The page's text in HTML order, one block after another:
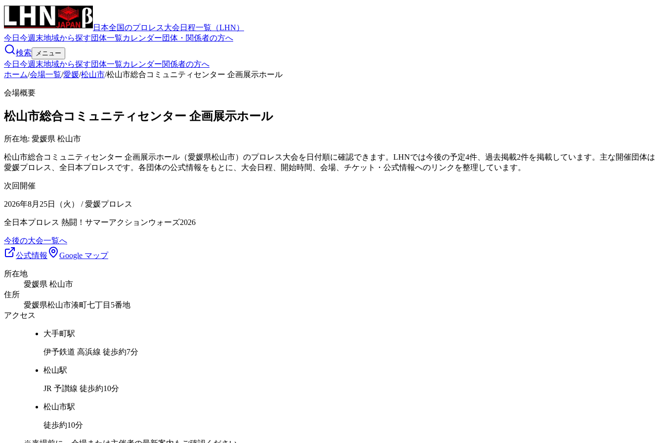
日本全国のプロレス大会日程一覧（LHN）
今日 今週末地域から探す団体一覧カレンダー団体・関係者の方へ
検索
メニュー
今日 今週末地域から探す団体一覧カレンダー関係者の方へ
ホーム/会場一覧/愛媛/松山市/松山市総合コミュニティセンター 企画展示ホール
会場概要
松山市総合コミュニティセンター 企画展示ホール
所在地: 愛媛県 松山市
松山市総合コミュニティセンター 企画展示ホール（愛媛県松山市）のプロレス大会を日付順に確認できます。LHNでは今後の予定4件、過去掲載2件を掲載しています。主な開催団体は
愛媛プロレス、全日本プロレスです。各団体の公式情報をもとに、大会日程、開始時間、会場、チケット・公式情報へのリンクを整理しています。
次回開催
2026年8月25日（火） / 愛媛プロレス
全日本プロレス 熱闘！サマーアクションウォーズ2026
今後の大会一覧へ
公式情報
Google マップ
所在地
愛媛県 松山市
住所
愛媛県松山市湊町七丁目5番地
アクセス
大手町駅
伊予鉄道 高浜線 徒歩約7分
松山駅
JR 予讃線 徒歩約10分
松山市駅
徒歩約10分